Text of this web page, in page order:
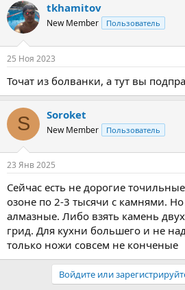
к
ц
и
tkhamitov
New Member Пользователь
25 Ноя 2023
Точат из болванки, а тут вы
S Soroket
New Member Пользователь
23 Янв 2025
Сейчас есть не дорогие
озоне по 2-3 тысячи с камнями.
алмазные. Либо взять камень
грид. Для кухни большего и не
только ножи совсем не конченые
Войдите или